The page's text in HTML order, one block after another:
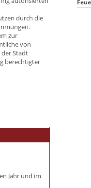
durch die
zur
von
Stadt
berechtigter
Jahr und im